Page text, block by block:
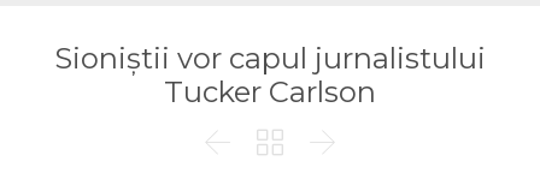
Sioniștii vor capul jurnalistului
Tucker Carlson
  